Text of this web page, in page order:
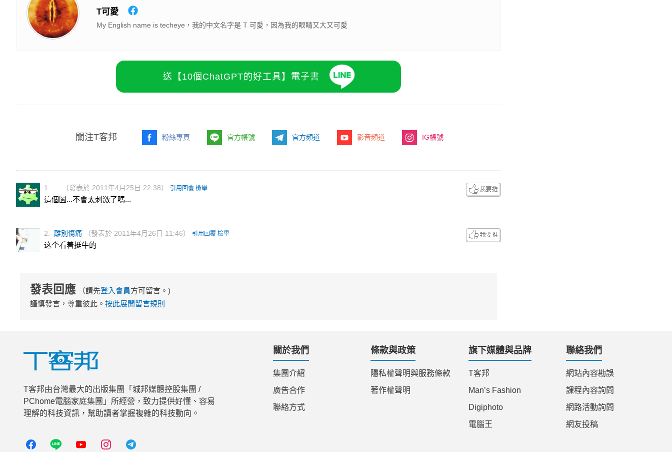
T可愛
My English name is techeye，我的中文名字是 T 可愛，因為我的眼睛又大又可愛
送【10個ChatGPT的好工具】電子書
關注T客邦 粉絲專頁 官方帳號 官方頻道 影音頻道 IG帳號
1. ... （發表於 2011年4月25日 22:38） 引用回覆 檢舉
這個圖...不會太刺激了嗎...
2. 離別傷痛 （發表於 2011年4月26日 11:46） 引用回覆 檢舉
这个看着挺牛的
發表回應 （請先登入會員方可留言。)
謹慎發言，尊重彼此。 按此展開留言規則
T客邦由台灣最大的出版集團「城邦媒體控股集團 /
PChome電腦家庭集團」所經營，致力提供好懂、容易
理解的科技資訊，幫助讀者掌握複雜的科技動向。
關於我們
集團介紹
廣告合作
聯絡方式
條款與政策
隱私權聲明與服務條款
著作權聲明
旗下媒體與品牌
T客邦
Man’s Fashion
Digiphoto
電腦王
聯絡我們
網站內容勘誤
課程內容詢問
網路活動詢問
網友投稿